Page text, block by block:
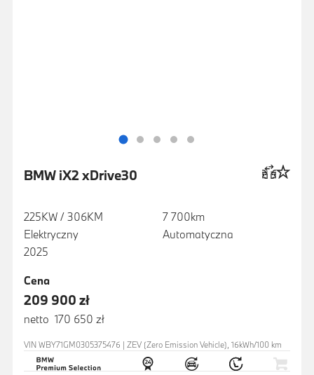
BMW iX2 xDrive30
225KW / 306KM
Elektryczny
2025
7 700km
Automatyczna
Cena
209 900 zł
netto 170 650 zł
VIN WBY71GM0305375476 | ZEV (Zero Emission Vehicle), 16kWh/100 km